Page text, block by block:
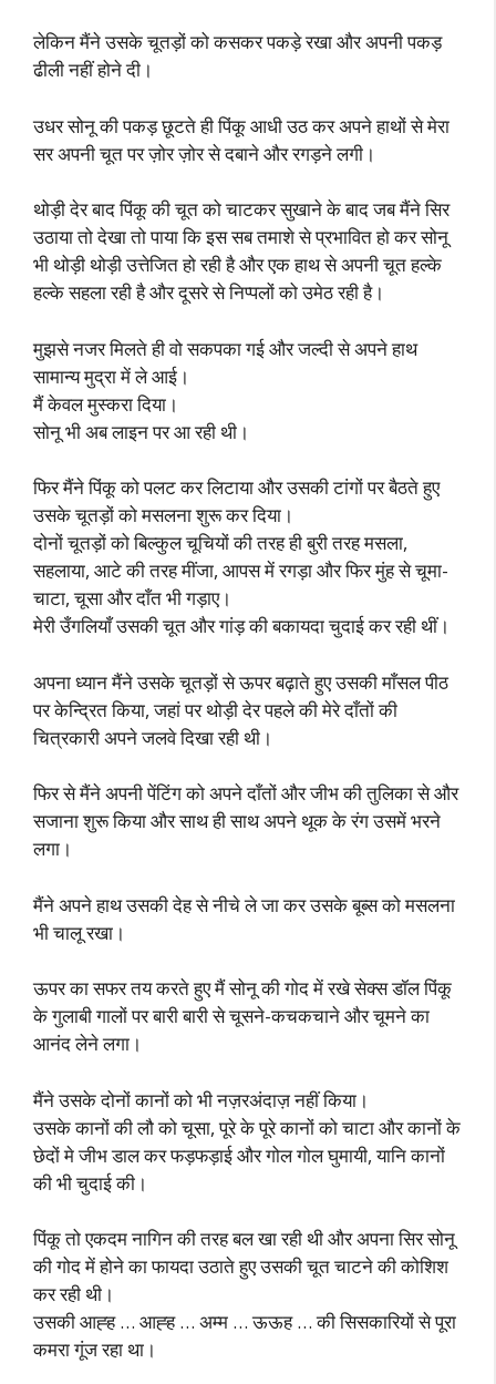
लेकिन मैंने उसके चूतड़ों को कसकर पकड़े रखा और अपनी पकड़
ढीली नहीं होने दी।
उधर सोनू की पकड़ छूटते ही पिंकू आधी उठ कर अपने हाथों से मेरा
सर अपनी चूत पर ज़ोर ज़ोर से दबाने और रगड़ने लगी।
थोड़ी देर बाद पिंकू की चूत को चाटकर सुखाने के बाद जब मैंने सिर
उठाया तो देखा तो पाया कि इस सब तमाशे से प्रभावित हो कर सोनू
भी थोड़ी थोड़ी उत्तेजित हो रही है और एक हाथ से अपनी चूत हल्के
हल्के सहला रही है और दूसरे से निप्पलों को उमेठ रही है।
मुझसे नजर मिलते ही वो सकपका गई और जल्दी से अपने हाथ
सामान्य मुद्रा में ले आई।
मैं केवल मुस्करा दिया।
सोनू भी अब लाइन पर आ रही थी।
फिर मैंने पिंकू को पलट कर लिटाया और उसकी टांगों पर बैठते हुए
उसके चूतड़ों को मसलना शुरू कर दिया।
दोनों चूतड़ों को बिल्कुल चूचियों की तरह ही बुरी तरह मसला,
सहलाया, आटे की तरह मींजा, आपस में रगड़ा और फिर मुंह से चूमा-
चाटा, चूसा और दाँत भी गड़ाए।
मेरी उँगलियाँ उसकी चूत और गांड़ की बकायदा चुदाई कर रही थीं।
अपना ध्यान मैंने उसके चूतड़ों से ऊपर बढ़ाते हुए उसकी माँसल पीठ
पर केन्द्रित किया, जहां पर थोड़ी देर पहले की मेरे दाँतों की
चित्रकारी अपने जलवे दिखा रही थी।
फिर से मैंने अपनी पेंटिंग को अपने दाँतों और जीभ की तुलिका से और
सजाना शुरू किया और साथ ही साथ अपने थूक के रंग उसमें भरने
लगा।
मैंने अपने हाथ उसकी देह से नीचे ले जा कर उसके बूब्स को मसलना
भी चालू रखा।
ऊपर का सफर तय करते हुए मैं सोनू की गोद में रखे सेक्स डॉल पिंकू
के गुलाबी गालों पर बारी बारी से चूसने-कचकचाने और चूमने का
आनंद लेने लगा।
मैंने उसके दोनों कानों को भी नज़रअंदाज़ नहीं किया।
उसके कानों की लौ को चूसा, पूरे के पूरे कानों को चाटा और कानों के
छेदों मे जीभ डाल कर फड़फड़ाई और गोल गोल घुमायी, यानि कानों
की भी चुदाई की।
पिंकू तो एकदम नागिन की तरह बल खा रही थी और अपना सिर सोनू
की गोद में होने का फायदा उठाते हुए उसकी चूत चाटने की कोशिश
कर रही थी।
उसकी आह्ह … आह्ह … अम्म … ऊऊह … की सिसकारियों से पूरा
कमरा गूंज रहा था।